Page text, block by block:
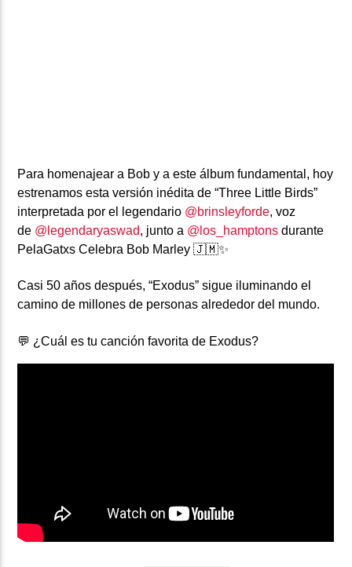
Para homenajear a Bob y a este álbum fundamental, hoy
estrenamos esta versión inédita de “Three Little Birds”
interpretada por el legendario @brinsleyforde, voz
de @legendaryaswad, junto a @los_hamptons durante
PelaGatxs Celebra Bob Marley 🇯🇲✨
Casi 50 años después, “Exodus” sigue iluminando el
camino de millones de personas alrededor del mundo.
💬 ¿Cuál es tu canción favorita de Exodus?